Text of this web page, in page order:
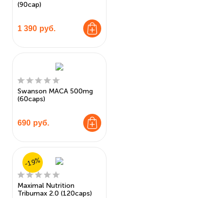
(90cap)
1 390 руб.
Swanson MACA 500mg
(60caps)
690 руб.
Maximal Nutrition
Tribumax 2.0 (120caps)
-19%